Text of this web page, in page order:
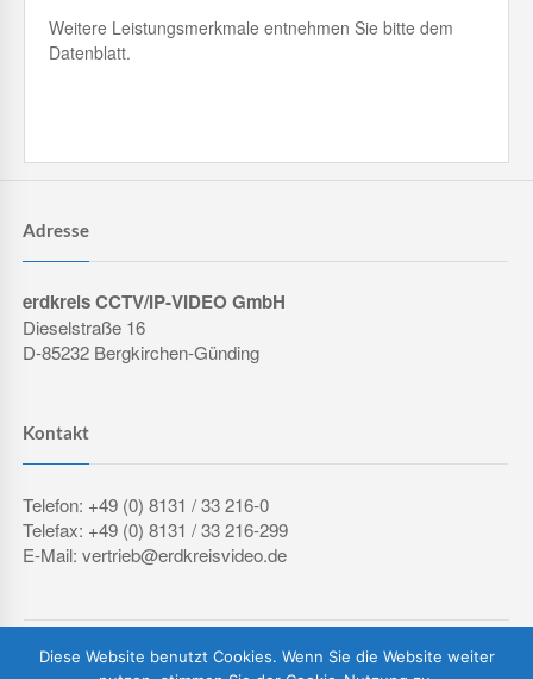
Weitere Leistungsmerkmale entnehmen Sie bitte dem
Datenblatt.
Adresse
erdkreis CCTV/IP-VIDEO GmbH
Dieselstraße 16
D-85232 Bergkirchen-Günding
Kontakt
Telefon: +49 (0) 8131 / 33 216-0
Telefax: +49 (0) 8131 / 33 216-299
E-Mail: vertrieb@erdkreisvideo.de
IMPRESSUM
DATENSCHUTZERKLÄRUNG AGB
Diese Website benutzt Cookies. Wenn Sie die Website weiter